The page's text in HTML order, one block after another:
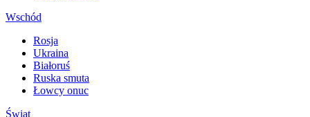
Wschód
Rosja
Ukraina
Białoruś
Ruska smuta
Łowcy onuc
Świat